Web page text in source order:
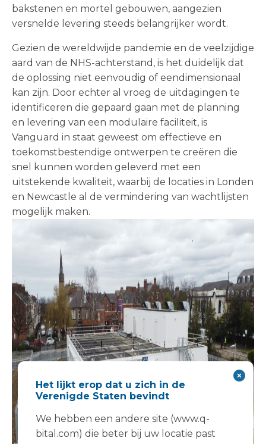
bakstenen en mortel gebouwen, aangezien
versnelde levering steeds belangrijker wordt.
Gezien de wereldwijde pandemie en de veelzijdige
aard van de NHS-achterstand, is het duidelijk dat
de oplossing niet eenvoudig of eendimensionaal
kan zijn. Door echter al vroeg de uitdagingen te
identificeren die gepaard gaan met de planning
en levering van een modulaire faciliteit, is
Vanguard in staat geweest om effectieve en
toekomstbestendige ontwerpen te creëren die
snel kunnen worden geleverd met een
uitstekende kwaliteit, waarbij de locaties in Londen
en Newcastle al de vermindering van wachtlijsten
mogelijk maken.
Het lijkt erop dat u zich in de
Verenigde Staten bevindt
We hebben een andere site (www.q-
bital.com) die beter bij uw locatie past